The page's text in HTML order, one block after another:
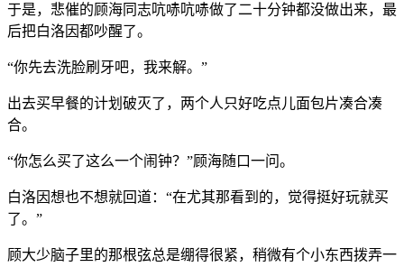
于是，悲催的顾海同志吭哧吭哧做了二十分钟都没做出来，最
后把白洛因都吵醒了。
“你先去洗脸刷牙吧，我来解。”
出去买早餐的计划破灭了，两个人只好吃点儿面包片凑合凑
合。
“你怎么买了这么一个闹钟？”顾海随口一问。
白洛因想也不想就回道：“在尤其那看到的，觉得挺好玩就买
了。”
顾大少脑子里的那根弦总是绷得很紧，稍微有个小东西拨弄一